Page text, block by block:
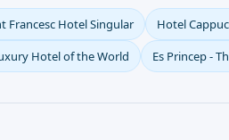
Francesc Hotel Singular Hotel
Hotel of the World Es Princep -